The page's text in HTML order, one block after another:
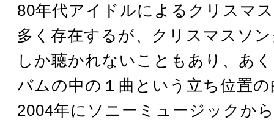
80年代アイドルによるクリスマ
多く存在するが、クリスマスソ
しか聴かれないこともあり、あ
バムの中の１曲という立ち位置
2004年にソニーミュージックか